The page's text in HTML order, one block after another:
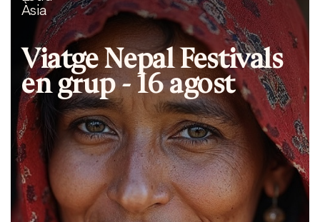
Àsia
Viatge Nepal Festivals
en grup - 16 agost